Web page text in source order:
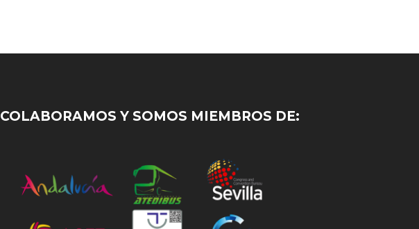
COLABORAMOS Y SOMOS MIEMBROS DE: